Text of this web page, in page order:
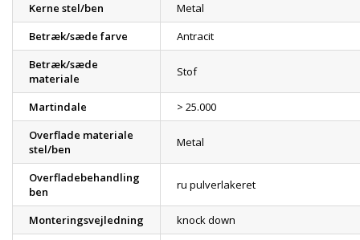
Kerne stel/ben
Metal
Betræk/sæde farve
Antracit
Betræk/sæde
materiale
Stof
Martindale
> 25.000
Overflade materiale
stel/ben
Metal
Overfladebehandling
ben
ru pulverlakeret
Monteringsvejledning
knock down